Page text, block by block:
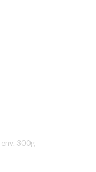
300g